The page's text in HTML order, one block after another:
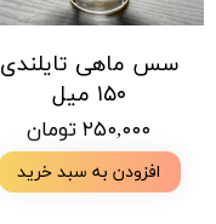
سس ماهی تایلندی
۱۵۰ میل
۲۵۰,۰۰۰ تومان
افزودن به سبد خرید